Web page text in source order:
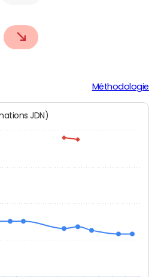
Méthodologie
JDN)